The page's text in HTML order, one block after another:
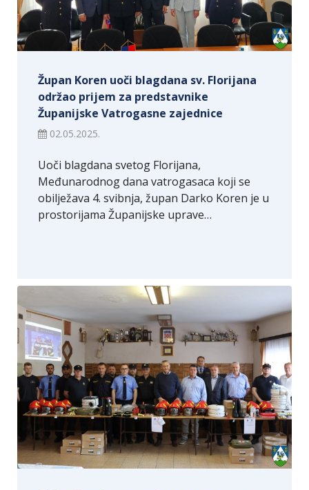
Župan Koren uoči blagdana sv. Florijana
održao prijem za predstavnike
Županijske Vatrogasne zajednice
02.05.2025.
Uoči blagdana svetog Florijana,
Međunarodnog dana vatrogasaca koji se
obilježava 4. svibnja, župan Darko Koren je u
prostorijama Županijske uprave…